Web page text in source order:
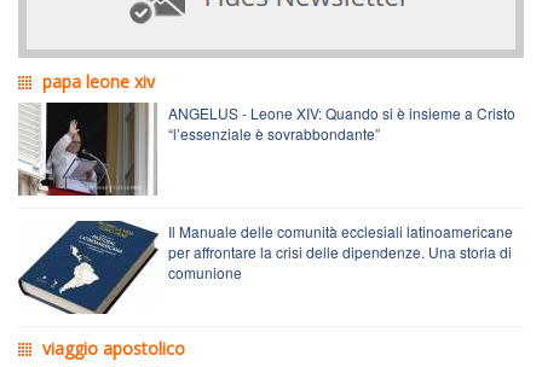
papa leone xiv
ANGELUS - Leone XIV: Quando si è insieme a Cristo
“l’essenziale è sovrabbondante”
Il Manuale delle comunità ecclesiali latinoamericane
per affrontare la crisi delle dipendenze. Una storia di
comunione
viaggio apostolico